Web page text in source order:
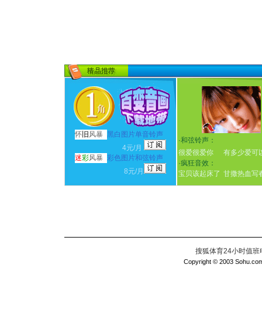
怀 旧 风暴
黑白图片单音铃声
4元/月
迷彩风暴 彩色图片和弦铃声
8元/月
·和弦铃声：
很爱很爱你
有多少爱可
·疯狂音效：
宝贝该起床了 甘撒热血写
搜狐体育24小时值
Copyright © 2003